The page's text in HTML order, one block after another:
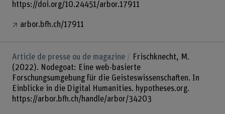
https://doi.org/10.24451/arbor.17911
arbor.bfh.ch/17911
Article de presse ou de magazine
Frischknecht, M.
(2022). Nodegoat: Eine web-basierte
Forschungsumgebung für die Geisteswissenschaften. In
Einblicke in die Digital Humanities. hypotheses.org.
https://arbor.bfh.ch/handle/arbor/34203